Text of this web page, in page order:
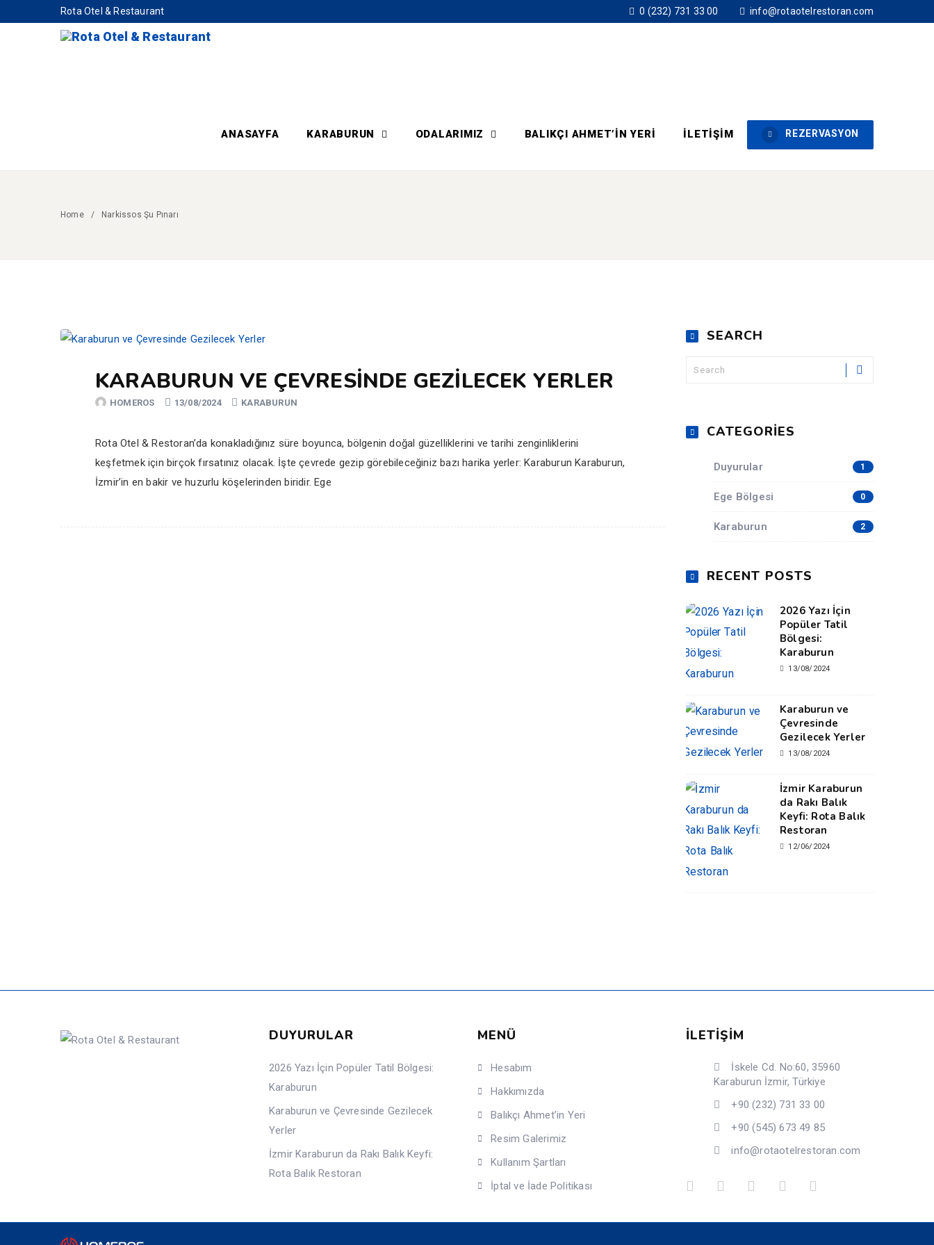
Rota Otel & Restaurant 0 (232) 731 33 00 info@rotaotelrestoran.com
ANASAYFA KARABURUN ODALARIMIZ BALIKÇI AHMET’IN YERI İLETIŞIM REZERVASYON
Home Narkissos Şu Pınarı
KARABURUN VE ÇEVRESINDE GEZILECEK YERLER
HOMEROS 13/08/2024 KARABURUN
Rota Otel & Restoran’da konakladığınız süre boyunca, bölgenin doğal güzelliklerini ve tarihi zenginliklerini
keşfetmek için birçok fırsatınız olacak. İşte çevrede gezip görebileceğiniz bazı harika yerler: Karaburun Karaburun,
İzmir’in en bakir ve huzurlu köşelerinden biridir. Ege
SEARCH
CATEGORIES
Duyurular 1
Ege Bölgesi 0
Karaburun 2
RECENT POSTS
2026 Yazı İçin
Popüler Tatil
Bölgesi:
Karaburun
13/08/2024
Karaburun ve
Çevresinde
Gezilecek Yerler
13/08/2024
İzmir Karaburun
da Rakı Balık
Keyfi: Rota Balık
Restoran
12/06/2024
DUYURULAR
2026 Yazı İçin Popüler Tatil Bölgesi:
Karaburun
Karaburun ve Çevresinde Gezilecek
Yerler
İzmir Karaburun da Rakı Balık Keyfi:
Rota Balık Restoran
MENÜ
Hesabım
Hakkımızda
Balıkçı Ahmet’in Yeri
Resim Galerimiz
Kullanım Şartları
İptal ve İade Politikası
İLETİŞİM
İskele Cd. No:60, 35960
Karaburun İzmir, Türkiye
+90 (232) 731 33 00
+90 (545) 673 49 85
info@rotaotelrestoran.com